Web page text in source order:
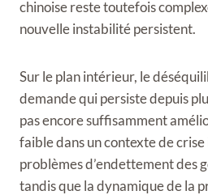
chinoise reste toutefois
nouvelle instabilité persistent.
Sur le plan intérieur, le
demande qui persiste depuis
pas encore suffisamment
faible dans un contexte de
problèmes d’endettement des
tandis que la dynamique de la